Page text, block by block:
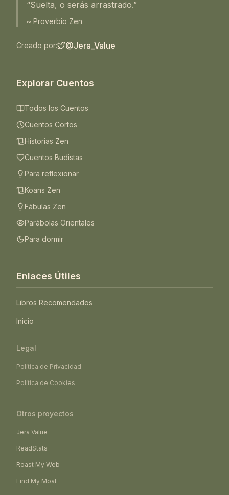
“Suelta, o serás arrastrado.”
~ Proverbio Zen
Creado por: @Jera_Value
Explorar Cuentos
Todos los Cuentos
Cuentos Cortos
Historias Zen
Cuentos Budistas
Para reflexionar
Koans Zen
Fábulas Zen
Parábolas Orientales
Para dormir
Enlaces Útiles
Libros Recomendados
Inicio
Legal
Política de Privacidad
Política de Cookies
Otros proyectos
Jera Value
ReadStats
Roast My Web
Find My Moat